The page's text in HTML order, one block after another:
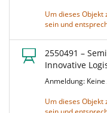
Um dieses Objekt
sein und
2550491 –
Innovative
Anmeldung:
Um dieses Objekt